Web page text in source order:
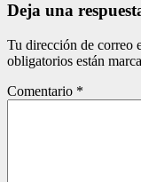
Deja una
Tu dirección de correo
obligatorios están
Comentario *